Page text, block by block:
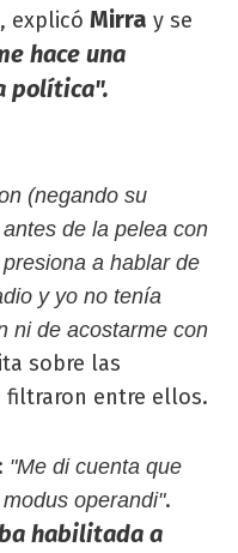
, explicó Mirra y se
hace una
política".
(negando su
de la pelea con
a hablar de
y yo no tenía
ni de acostarme con
sobre las
filtraron entre ellos.
"Me di cuenta que
operandi".
habilitada a